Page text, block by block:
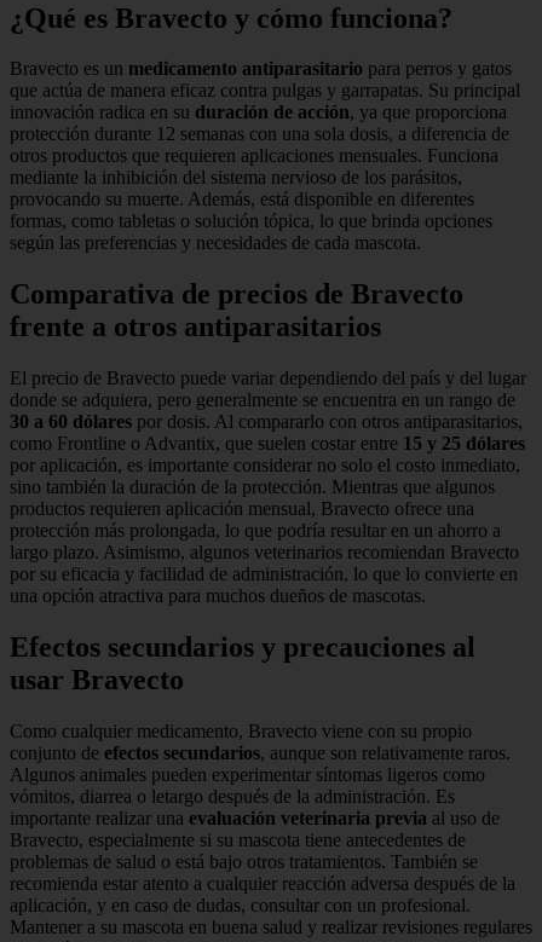
¿Qué es Bravecto y cómo funciona?
Bravecto es un medicamento antiparasitario para perros y gatos
que actúa de manera eficaz contra pulgas y garrapatas. Su principal
innovación radica en su duración de acción, ya que proporciona
protección durante 12 semanas con una sola dosis, a diferencia de
otros productos que requieren aplicaciones mensuales. Funciona
mediante la inhibición del sistema nervioso de los parásitos,
provocando su muerte. Además, está disponible en diferentes
formas, como tabletas o solución tópica, lo que brinda opciones
según las preferencias y necesidades de cada mascota.
Comparativa de precios de Bravecto
frente a otros antiparasitarios
El precio de Bravecto puede variar dependiendo del país y del lugar
donde se adquiera, pero generalmente se encuentra en un rango de
30 a 60 dólares por dosis. Al compararlo con otros antiparasitarios,
como Frontline o Advantix, que suelen costar entre 15 y 25 dólares
por aplicación, es importante considerar no solo el costo inmediato,
sino también la duración de la protección. Mientras que algunos
productos requieren aplicación mensual, Bravecto ofrece una
protección más prolongada, lo que podría resultar en un ahorro a
largo plazo. Asimismo, algunos veterinarios recomiendan Bravecto
por su eficacia y facilidad de administración, lo que lo convierte en
una opción atractiva para muchos dueños de mascotas.
Efectos secundarios y precauciones al
usar Bravecto
Como cualquier medicamento, Bravecto viene con su propio
conjunto de efectos secundarios, aunque son relativamente raros.
Algunos animales pueden experimentar síntomas ligeros como
vómitos, diarrea o letargo después de la administración. Es
importante realizar una evaluación veterinaria previa al uso de
Bravecto, especialmente si su mascota tiene antecedentes de
problemas de salud o está bajo otros tratamientos. También se
recomienda estar atento a cualquier reacción adversa después de la
aplicación, y en caso de dudas, consultar con un profesional.
Mantener a su mascota en buena salud y realizar revisiones regulares